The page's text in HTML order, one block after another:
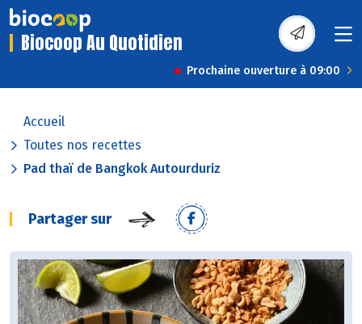
Biocoop Au Quotidien
Prochaine ouverture à 09:00
Accueil
Toutes nos recettes
Pad thaï de Bangkok Autourduriz
Partager sur